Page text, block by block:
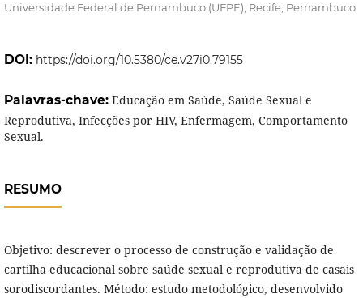
Universidade Federal de Pernambuco (UFPE), Recife, Pernambuco
DOI: https://doi.org/10.5380/ce.v27i0.79155
Palavras-chave: Educação em Saúde, Saúde Sexual e
Reprodutiva, Infecções por HIV, Enfermagem, Comportamento
Sexual.
RESUMO
Objetivo: descrever o processo de construção e validação de
cartilha educacional sobre saúde sexual e reprodutiva de casais
sorodiscordantes. Método: estudo metodológico, desenvolvido